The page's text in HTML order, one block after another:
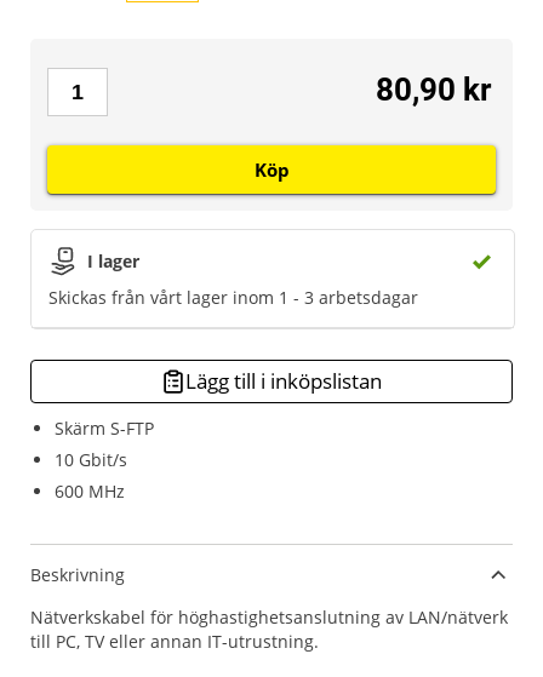
Skärm S-FTP
10 Gbit/s
600 MHz
I lager
Skickas från vårt lager inom 1 - 3 arbetsdagar
80,90 kr
Köp
Lägg till i inköpslistan
Beskrivning
Nätverkskabel för höghastighetsanslutning av LAN/nätverk
till PC, TV eller annan IT-utrustning.